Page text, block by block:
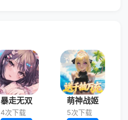
暴走无双
4次下载
萌神战姬
5次下载